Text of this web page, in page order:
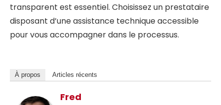
transparent est essentiel. Choisissez un prestataire
disposant d’une assistance technique accessible
pour vous accompagner dans le processus.
À propos Articles récents
Fred